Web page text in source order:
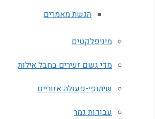
הגשת מאמרים
מיניפלקטים
מדי גשם זעירים בחבל אילות
שיתופי-פעולה אזוריים
עבודות גמר